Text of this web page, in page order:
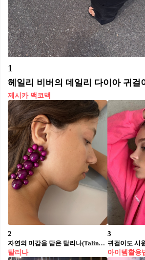
1
헤일리 비버의 데일리 다이아 귀걸
제시카 맥코맥
2
자연의 미감을 담은 탈리나(Talina)🫧
탈리나
3
귀걸이도 시
아이템활용